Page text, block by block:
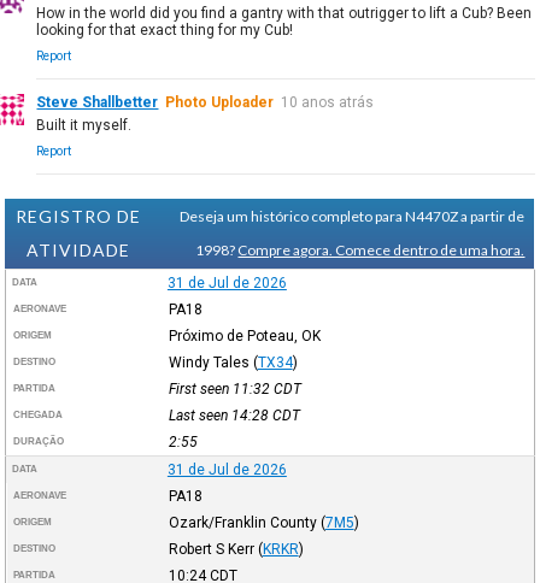
How in the world did you find a gantry with that outrigger to lift a Cub? Been
looking for that exact thing for my Cub!
Report
Steve Shallbetter Photo Uploader 10 anos atrás
Built it myself.
Report
REGISTRO DE
ATIVIDADE
Deseja um histórico completo para N4470Z a partir de
1998? Compre agora. Comece dentro de uma hora.
DATA 31 de Jul de 2026
AERONAVE PA18
ORIGEM Próximo de Poteau, OK
DESTINO Windy Tales (TX34)
PARTIDA First seen 11:32 CDT
CHEGADA Last seen 14:28 CDT
DURAÇÃO 2:55
DATA 31 de Jul de 2026
AERONAVE PA18
ORIGEM Ozark/Franklin County (7M5)
DESTINO Robert S Kerr (KRKR)
PARTIDA 10:24CDT